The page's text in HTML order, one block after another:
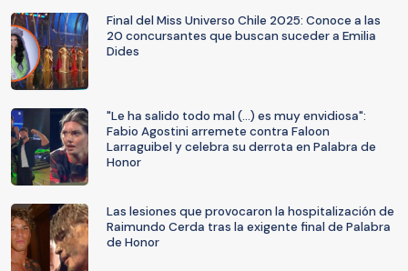
Final del Miss Universo Chile 2025: Conoce a las
20 concursantes que buscan suceder a Emilia
Dides
"Le ha salido todo mal (...) es muy envidiosa":
Fabio Agostini arremete contra Faloon
Larraguibel y celebra su derrota en Palabra de
Honor
Las lesiones que provocaron la hospitalización de
Raimundo Cerda tras la exigente final de Palabra
de Honor